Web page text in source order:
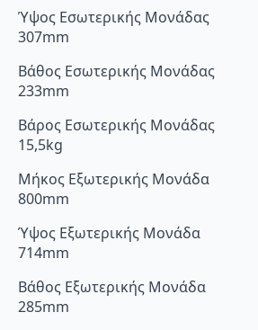
Ύψος Εσωτερικής Μονάδας
307mm
Βάθος Εσωτερικής Μονάδας
233mm
Βάρος Εσωτερικής Μονάδας
15,5kg
Μήκος Εξωτερικής Μονάδα
800mm
Ύψος Εξωτερικής Μονάδα
714mm
Βάθος Εξωτερικής Μονάδα
285mm